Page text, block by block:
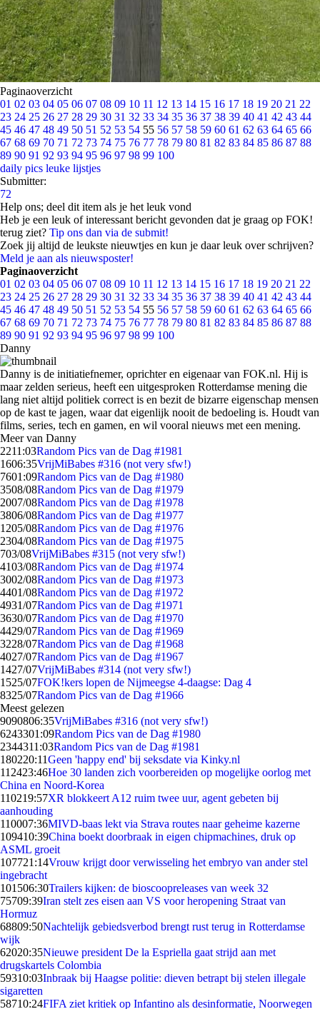
Paginaoverzicht
01 02 03 04 05 06 07 08 09 10 11 12 13 14 15 16 17 18 19 20 21 22
23 24 25 26 27 28 29 30 31 32 33 34 35 36 37 38 39 40 41 42 43 44
45 46 47 48 49 50 51 52 53 54 55 56 57 58 59 60 61 62 63 64 65 66
67 68 69 70 71 72 73 74 75 76 77 78 79 80 81 82 83 84 85 86 87 88
89 90 91 92 93 94 95 96 97 98 99 100
daily pics leuke lijstjes
Submitter:
72
Help ons; deel dit item als je het leuk vond
Heb je een leuk of interessant bericht gevonden dat je graag op FOK!
terug ziet? Tip ons dan via de submit!
Zoek jij altijd de leukste nieuwtjes en kun je daar leuk over schrijven?
Meld je aan als nieuwsposter!
Paginaoverzicht
01 02 03 04 05 06 07 08 09 10 11 12 13 14 15 16 17 18 19 20 21 22
23 24 25 26 27 28 29 30 31 32 33 34 35 36 37 38 39 40 41 42 43 44
45 46 47 48 49 50 51 52 53 54 55 56 57 58 59 60 61 62 63 64 65 66
67 68 69 70 71 72 73 74 75 76 77 78 79 80 81 82 83 84 85 86 87 88
89 90 91 92 93 94 95 96 97 98 99 100
Danny
Danny is de initiatiefnemer, oprichter en eigenaar van FOK.nl. Hij is
maar zelden serieus, heeft een uitgesproken Rotterdamse mening die
lang niet altijd politiek correct is en bezit de bizarre eigenschap mensen
op de kast te jagen, waar dat eigenlijk nooit de bedoeling is. Houdt van
films, series, tech en gamen, en wil vooral nieuws met een mening.
Meer van Danny
2211:03Random Pics van de Dag #1981
1606:35VrijMiBabes #316 (not very sfw!)
7601:09Random Pics van de Dag #1980
3508/08Random Pics van de Dag #1979
2007/08Random Pics van de Dag #1978
3806/08Random Pics van de Dag #1977
1205/08Random Pics van de Dag #1976
2304/08Random Pics van de Dag #1975
703/08VrijMiBabes #315 (not very sfw!)
4103/08Random Pics van de Dag #1974
3002/08Random Pics van de Dag #1973
4401/08Random Pics van de Dag #1972
4931/07Random Pics van de Dag #1971
3630/07Random Pics van de Dag #1970
4429/07Random Pics van de Dag #1969
3228/07Random Pics van de Dag #1968
4027/07Random Pics van de Dag #1967
1427/07VrijMiBabes #314 (not very sfw!)
1525/07FOK!kers lopen de Nijmeegse 4-daagse: Dag 4
8325/07Random Pics van de Dag #1966
Meest gelezen
9090806:35VrijMiBabes #316 (not very sfw!)
6243301:09Random Pics van de Dag #1980
2344311:03Random Pics van de Dag #1981
180220:11Geen 'happy end' bij seksdate via Kinky.nl
112423:46Hoe 30 landen zich voorbereiden op mogelijke oorlog met
China en Noord-Korea
110219:57XR blokkeert A12 ruim twee uur, agent gebeten bij
aanhouding
110007:36MIVD-baas lekt via Strava routes naar geheime kazerne
109410:39China boekt doorbraak in eigen chipmachines, druk op
ASML groeit
107721:14Vrouw krijgt door verwisseling het embryo van ander stel
ingebracht
101506:30Trailers kijken: de bioscoopreleases van week 32
75709:39Iran stelt zes eisen aan VS voor heropening Straat van
Hormuz
68809:50Nachtelijk gebiedsverbod brengt rust terug in Rotterdamse
wijk
62020:35Nieuwe president De la Espriella gaat strijd aan met
drugskartels Colombia
59310:03Inbraak bij Haagse politie: dieven betrapt bij stelen illegale
sigaretten
58710:24FIFA ziet kritiek op Infantino als desinformatie, Noorwegen